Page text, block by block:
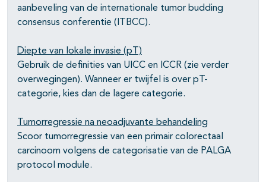
aanbeveling van de internationale tumor budding
consensus conferentie (ITBCC).
Diepte van lokale invasie (pT)
Gebruik de definities van UICC en ICCR (zie verder
overwegingen). Wanneer er twijfel is over pT-
categorie, kies dan de lagere categorie.
Tumorregressie na neoadjuvante behandeling
Scoor tumorregressie van een primair colorectaal
carcinoom volgens de categorisatie van de PALGA
protocol module.